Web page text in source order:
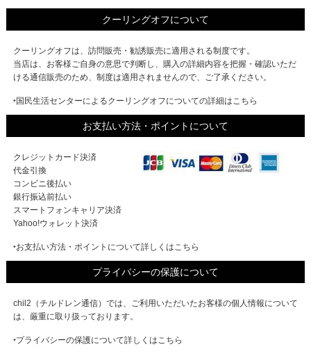
クーリングオフについて
クーリングオフは、訪問販売・勧誘販売に適用される制度です。
当店は、お客様ご自身の意思で判断し、購入の詳細内容を把握・確認いただ
ける通信販売のため、制度は適用されませんので、ご了承ください。
‣国民生活センターによるクーリングオフについての詳細はこちら
お支払い方法・ポイントについて
クレジットカード決済
代金引換
コンビニ後払い
銀行振込前払い
スマートフォンキャリア決済
Yahoo!ウォレット決済
‣お支払い方法・ポイントについて詳しくはこちら
プライバシーの保護について
chil2（チルドレン通信）では、ご利用いただいたお客様の個人情報について
は、厳重に取り扱っております。
‣プライバシーの保護について詳しくはこちら